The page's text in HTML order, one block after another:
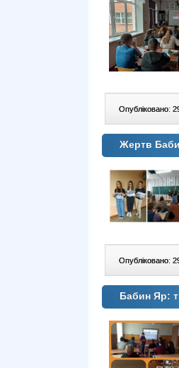
Опубліковано:
Жертв
Опубліковано:
Бабин Яр: